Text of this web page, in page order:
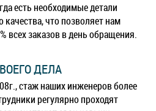
есть необходимые детали
качества, что позволяет нам
всех заказов в день обращения.
ДЕЛА
стаж наших инженеров более
регулярно проходят